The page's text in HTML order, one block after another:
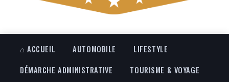
⌂ ACCUEIL AUTOMOBILE
LIFESTYLE
DÉMARCHE ADMINISTRATIVE
TOURISME & VOYAGE